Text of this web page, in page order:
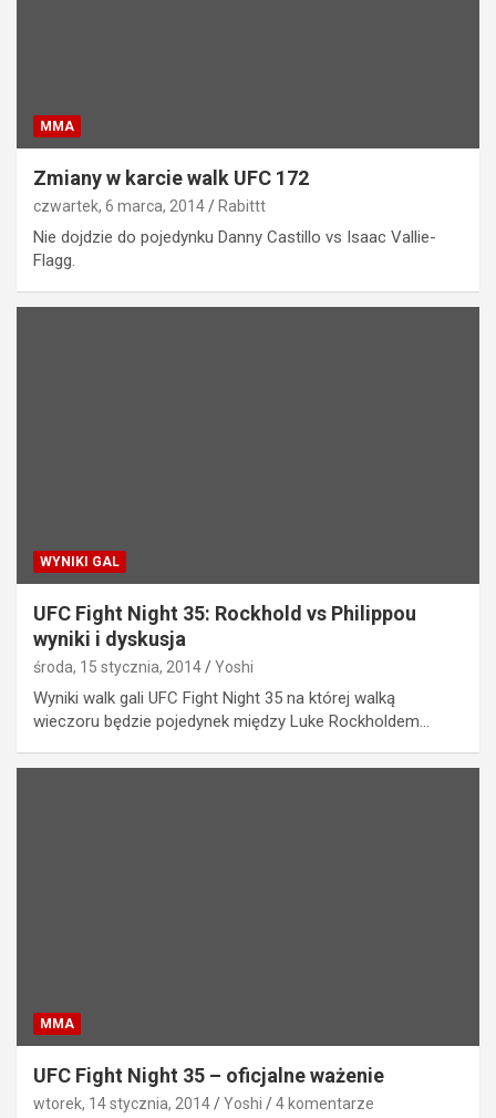
MMA
Zmiany w karcie walk UFC 172
czwartek, 6 marca, 2014 Rabittt
Nie dojdzie do pojedynku Danny Castillo vs Isaac Vallie-
Flagg.
WYNIKI GAL
UFC Fight Night 35: Rockhold vs Philippou
wyniki i dyskusja
środa, 15 stycznia, 2014 Yoshi
Wyniki walk gali UFC Fight Night 35 na której walką
wieczoru będzie pojedynek między Luke Rockholdem…
MMA
UFC Fight Night 35 – oficjalne ważenie
wtorek, 14 stycznia, 2014 Yoshi 4 komentarze